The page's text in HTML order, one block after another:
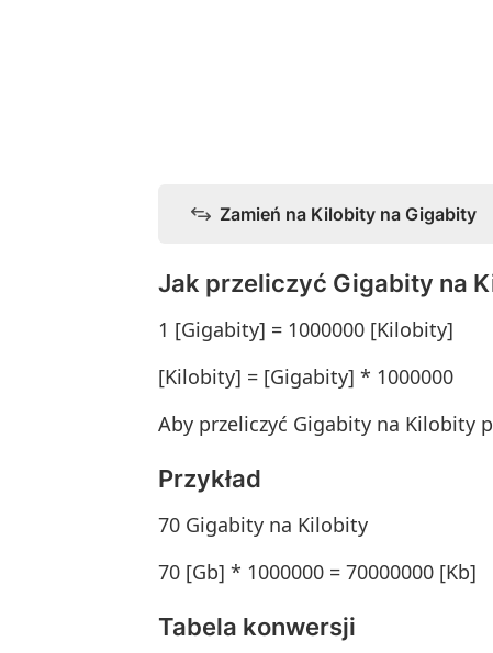
Zamień na Kilobity na Gigabity
Jak przeliczyć Gigabity na
1 [Gigabity] = 1000000 [Kilobity]
[Kilobity] = [Gigabity] * 1000000
Aby przeliczyć Gigabity na Kilobity
Przykład
70 Gigabity na Kilobity
70 [Gb] * 1000000 = 70000000 [Kb]
Tabela konwersji